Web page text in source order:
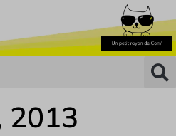
2013